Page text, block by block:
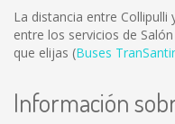
La distancia entre Collipulli
entre los servicios de
que elijas (Buses
Información